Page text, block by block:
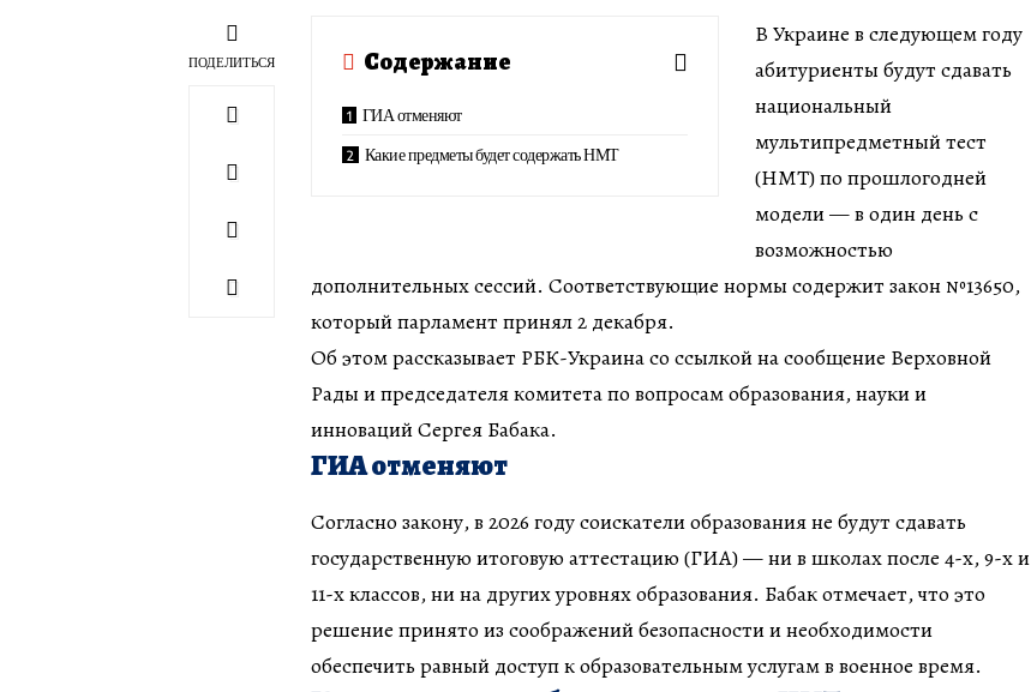
ПОДЕЛИТЬСЯ Содержание
ГИА отменяют
Какие предметы будет содержать НМТ
В Украине в следующем году
абитуриенты будут сдавать
национальный
мультипредметный тест
(НМТ) по прошлогодней
модели — в один день с
возможностью
дополнительных сессий. Соответствующие нормы содержит закон №13650,
который парламент принял 2 декабря.
Об этом рассказывает РБК-Украина со ссылкой на сообщение Верховной
Рады и председателя комитета по вопросам образования, науки и
инноваций Сергея Бабака.
ГИА отменяют
Согласно закону, в 2026 году соискатели образования не будут сдавать
государственную итоговую аттестацию (ГИА) — ни в школах после 4-х, 9-х и
11-х классов, ни на других уровнях образования. Бабак отмечает, что это
решение принято из соображений безопасности и необходимости
обеспечить равный доступ к образовательным услугам в военное время.